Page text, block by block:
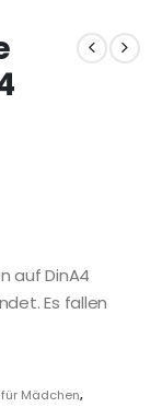
auf DinA4
Es fallen
Mädchen,